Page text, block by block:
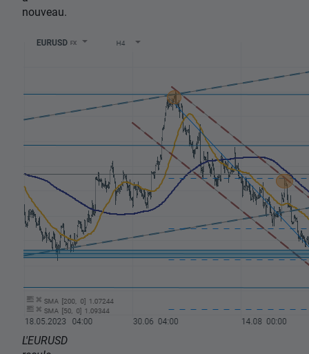
nouveau.
L'EURUSD